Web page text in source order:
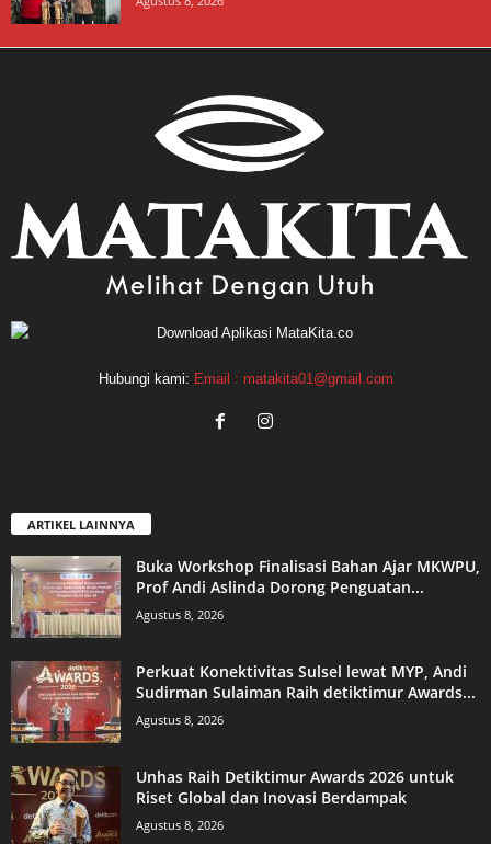
Hubungi kami: Email : matakita01@gmail.com
ARTIKEL LAINNYA
Buka Workshop Finalisasi Bahan Ajar MKWPU,
Prof Andi Aslinda Dorong Penguatan...
Agustus 8, 2026
Perkuat Konektivitas Sulsel lewat MYP, Andi
Sudirman Sulaiman Raih detiktimur Awards...
Agustus 8, 2026
Unhas Raih Detiktimur Awards 2026 untuk
Riset Global dan Inovasi Berdampak
Agustus 8, 2026